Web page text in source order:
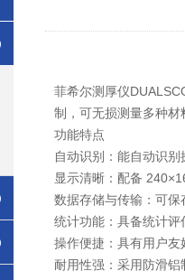
菲希尔测厚仪
制，可无损测量多种材
功能特点
自动识别：能自动识别
显示清晰：配备
数据存储与传输：可保
统计功能：具备统计评
操作便捷：具有用户友
耐用性强：采用防滑铝